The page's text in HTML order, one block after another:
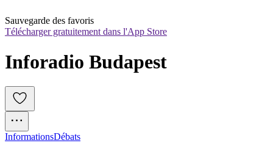
Sauvegarde des favoris
Télécharger gratuitement dans l'App Store
Inforadio Budapest
InformationsDébats